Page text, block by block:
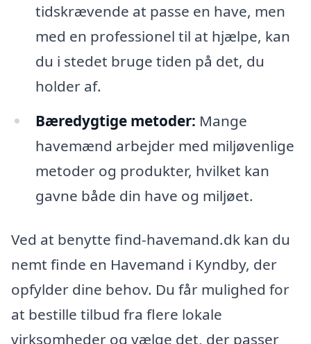
tidskrævende at passe en have, men
med en professionel til at hjælpe, kan
du i stedet bruge tiden på det, du
holder af.
Bæredygtige metoder: Mange
havemænd arbejder med miljøvenlige
metoder og produkter, hvilket kan
gavne både din have og miljøet.
Ved at benytte find-havemand.dk kan du
nemt finde en Havemand i Kyndby, der
opfylder dine behov. Du får mulighed for
at bestille tilbud fra flere lokale
virksomheder og vælge det, der passer